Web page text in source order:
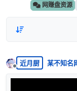
网赚盘资源
离线
近月厨 某不知名